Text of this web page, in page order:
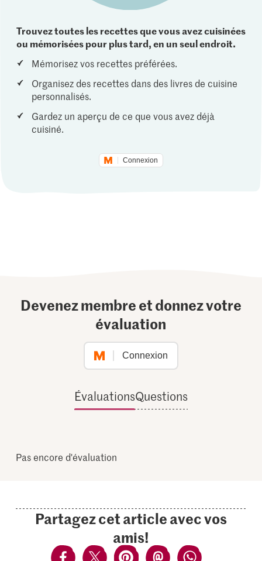
Trouvez toutes les recettes que vous avez cuisinées
ou mémorisées pour plus tard, en un seul endroit.
Mémorisez vos recettes préférées.
Organisez des recettes dans des livres de cuisine
personnalisés.
Gardez un aperçu de ce que vous avez déjà
cuisiné.
Connexion
Devenez membre et donnez votre
évaluation
Connexion
ÉvaluationsQuestions
Pas encore d'évaluation
Partagez cet article avec vos
amis!